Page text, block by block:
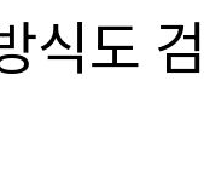
식도